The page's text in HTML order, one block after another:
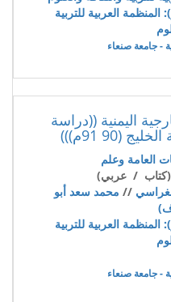
العربية للتربية
- جامعة صنعاء
اليمنية ((دراسة
(90 91م)))
العامة وعلم
/ عربي)
// محمد سعد أبو
العربية للتربية
- جامعة صنعاء